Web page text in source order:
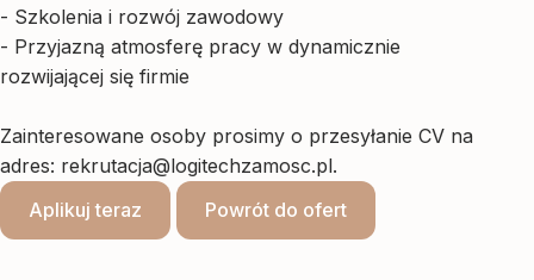
- Szkolenia i rozwój zawodowy
- Przyjazną atmosferę pracy w dynamicznie
rozwijającej się firmie
Zainteresowane osoby prosimy o przesyłanie CV na
adres: rekrutacja@logitechzamosc.pl.
Aplikuj teraz
Powrót do ofert